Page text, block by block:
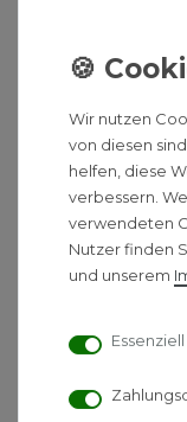
Aufgrund eines
womit sich die
Erklärung
Der
indem man von
Beispiel, bei
445 mm).
wichtig für die
Wir nutzen
von diesen
helfen, diese
verbessern.
verwendeten
Nutzer finden
und unserem
Essenziell